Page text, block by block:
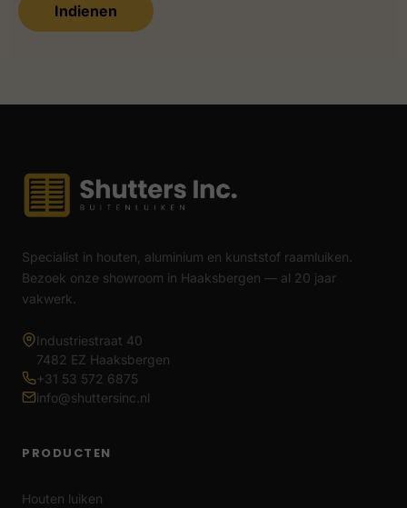
Indienen
Specialist in houten, aluminium en kunststof raamluiken.
Bezoek onze showroom in Haaksbergen — al 20 jaar
vakwerk.
Industriestraat 40
7482 EZ Haaksbergen
+31 53 572 6875
info@shuttersinc.nl
PRODUCTEN
Houten luiken